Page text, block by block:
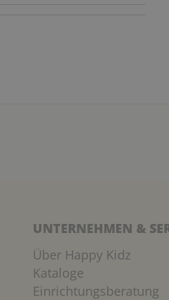
UNTERNEHMEN &
Über Happy Kidz
Kataloge
Einrichtungsberatung